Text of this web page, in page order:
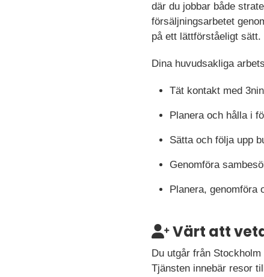
där du jobbar både
försäljningsarbetet
på ett lättförståeligt sätt.
Dina huvudsakliga
Tät kontakt med
Planera och hålla i
Sätta och följa upp
Genomföra
Planera, genomföra
Värt att
Du utgår från
Tjänsten innebär resor